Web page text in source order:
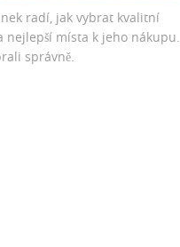
radí, jak vybrat kvalitní
místa k jeho nákupu.
správně.